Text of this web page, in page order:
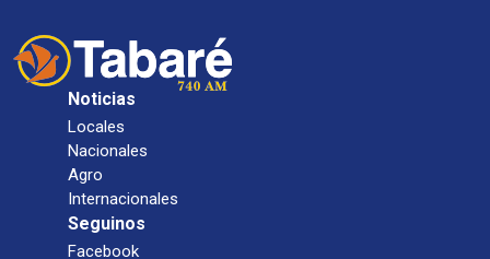
Noticias
Locales
Nacionales
Agro
Internacionales
Seguinos
Facebook